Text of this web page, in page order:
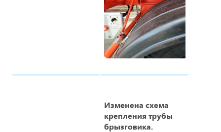
Изменена схема
крепления трубы
брызговика.